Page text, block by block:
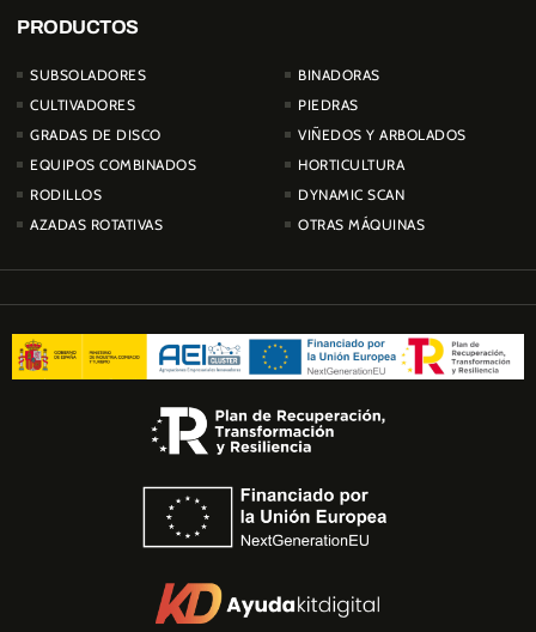
PRODUCTOS
SUBSOLADORES
CULTIVADORES
GRADAS DE DISCO
EQUIPOS COMBINADOS
RODILLOS
AZADAS ROTATIVAS
BINADORAS
PIEDRAS
VIÑEDOS Y ARBOLADOS
HORTICULTURA
DYNAMIC SCAN
OTRAS MÁQUINAS